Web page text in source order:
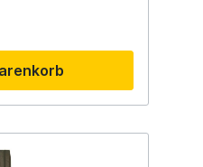
und
für
Rollen Reel
Duty
24cm